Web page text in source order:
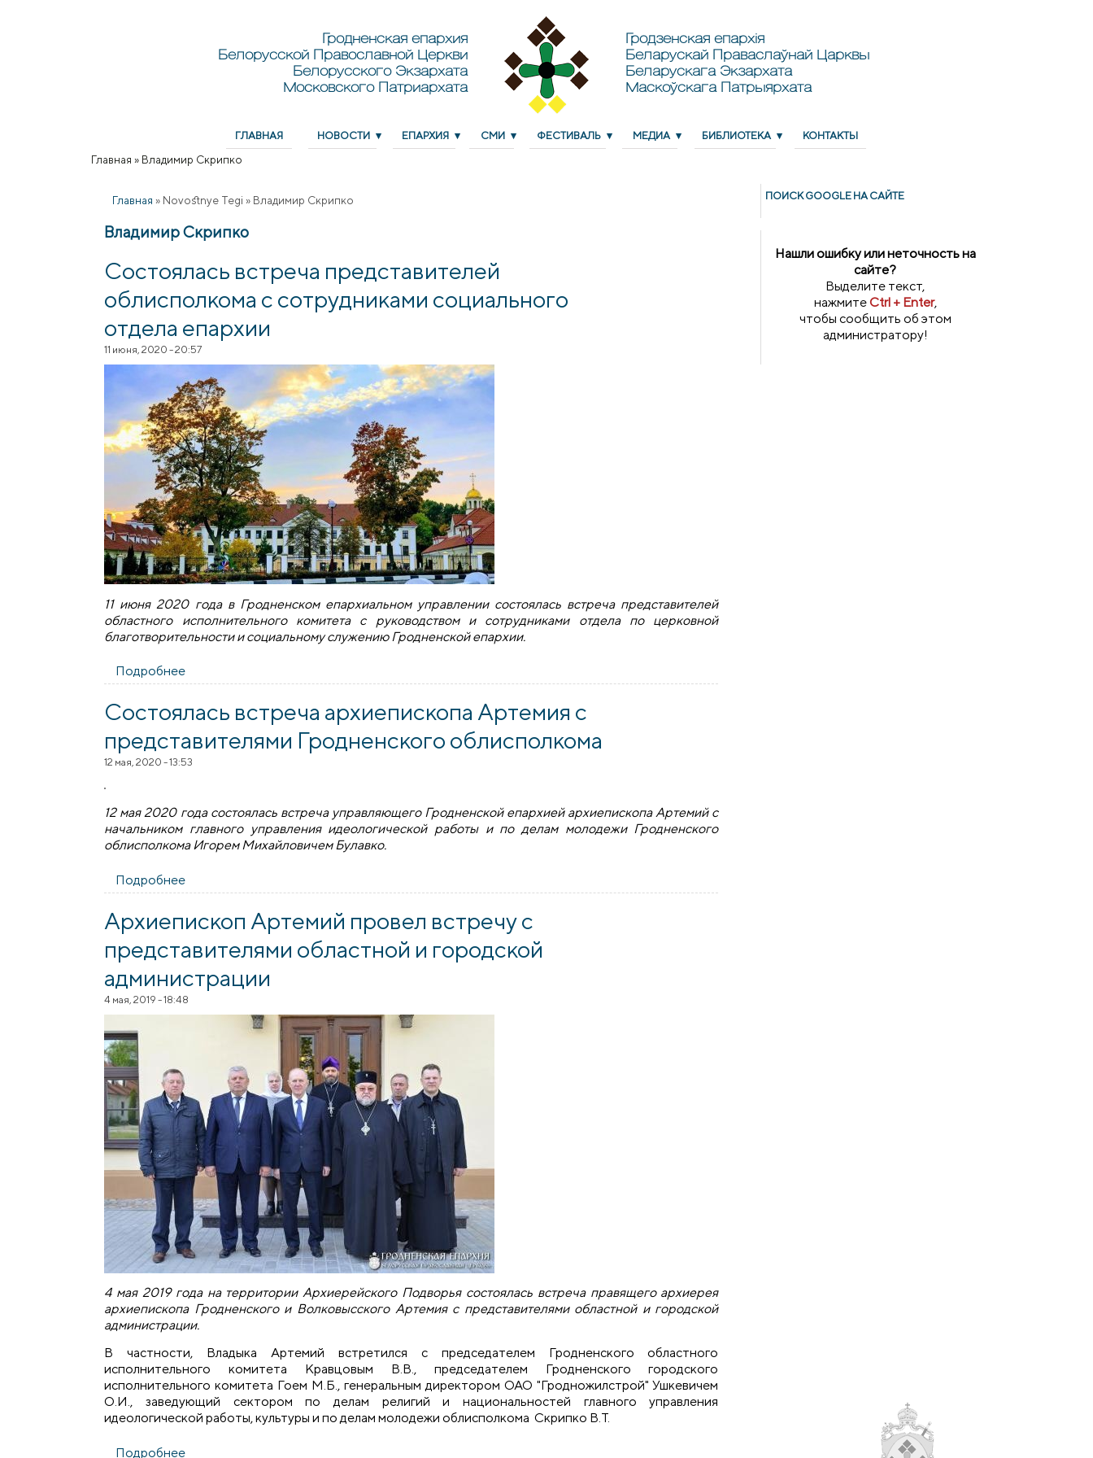
Гродненская епархия
Белорусской Православной Церкви
Белорусского Экзархата
Московского Патриархата
Гродзенская епархія
Беларускай Праваслаўнай Царквы
Беларускага Экзархата
Маскоўскага Патрыярхата
ГЛАВНАЯ НОВОСТИ ЕПАРХИЯ СМИ ФЕСТИВАЛЬ МЕДИА БИБЛИОТЕКА КОНТАКТЫ
Главная » Владимир Скрипко
Главная » Novostnye Tegi » Владимир Скрипко
Владимир Скрипко
Состоялась встреча представителей
облисполкома с сотрудниками социального
отдела епархии
11 июня, 2020 - 20:57
11 июня 2020 года в Гродненском епархиальном управлении состоялась встреча представителей
областного исполнительного комитета с руководством и сотрудниками отдела по церковной
благотворительности и социальному служению Гродненской епархии.
Подробнее
Состоялась встреча архиепископа Артемия с
представителями Гродненского облисполкома
12 мая, 2020 - 13:53
12 мая 2020 года состоялась встреча управляющего Гродненской епархией архиепископа Артемий с
начальником главного управления идеологической работы и по делам молодежи Гродненского
облисполкома Игорем Михайловичем Булавко.
Подробнее
Архиепископ Артемий провел встречу с
представителями областной и городской
администрации
4 мая, 2019 - 18:48
4 мая 2019 года на территории Архиерейского Подворья состоялась встреча правящего архиерея
архиепископа Гродненского и Волковысского Артемия с представителями областной и городской
администрации.
В частности, Владыка Артемий встретился с председателем Гродненского областного
исполнительного комитета Кравцовым В.В., председателем Гродненского городского
исполнительного комитета Гоем М.Б., генеральным директором ОАО "Гродножилстрой" Ушкевичем
О.И., заведующий сектором по делам религий и национальностей главного управления
идеологической работы, культуры и по делам молодежи облисполкома Скрипко В.Т.
Подробнее
ПОИСК GOОGLE НА САЙТЕ
Нашли ошибку или неточность на
сайте?
Выделите текст,
нажмитеCtrl + Enter,
чтобы сообщить об этом
администратору!